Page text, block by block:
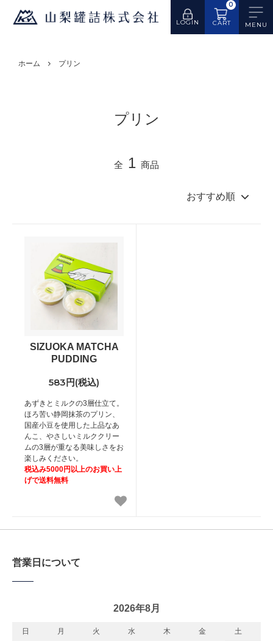
LOGIN
0
CART
ホーム プリン
プリン
全 1 商品
SIZUOKA MATCHA
PUDDING
583円(税込)
あずきとミルクの3層仕立て。
ほろ苦い静岡抹茶のプリン、
国産小豆を使用した上品なあ
んこ、やさしいミルククリー
ムの3層が重なる美味しさをお
楽しみください。
税込み5000円以上のお買い上
げで送料無料
営業日について
2026年8月
日 月 火 水 木 金 土